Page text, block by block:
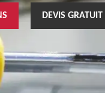
DEVIS GRATUIT